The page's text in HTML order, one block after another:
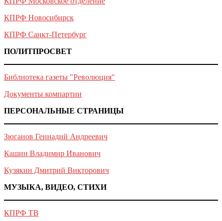
КПРФ Новосибирск
КПРФ Санкт-Петербург
ПОЛИТПРОСВЕТ
Библиотека газеты "Революция"
Документы компартии
ПЕРСОНАЛЬНЫЕ СТРАНИЦЫ
Зюганов Геннадий Андреевич
Кашин Владимир Иванович
Кузякин Дмитрий Викторович
МУЗЫКА, ВИДЕО, СТИХИ
КПРФ ТВ